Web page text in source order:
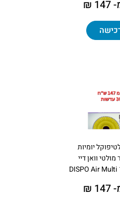
₪
יומיות
מולטי וואן דיי
DISPO Air Multi
₪